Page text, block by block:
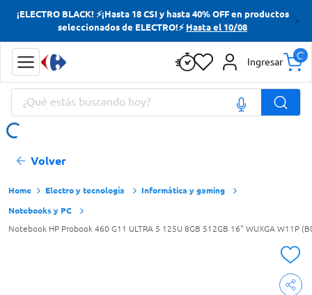
¡ELECTRO BLACK! ⚡¡Hasta 18 CSI y hasta 40% OFF en productos
seleccionados de ELECTRO!⚡ Hasta el 10/08
Ingresar
¿Qué estás buscando hoy?
Volver
Electro y tecnología
Informática y gaming
Notebooks y PC
Notebook HP Probook 460 G11 ULTRA 5 125U 8GB 512GB 16" WUXGA W11P
Términos más buscados
Yerba
Cerveza
Doves
Términos más buscados
Yerba
Cerveza
Doves
Papas Fritas